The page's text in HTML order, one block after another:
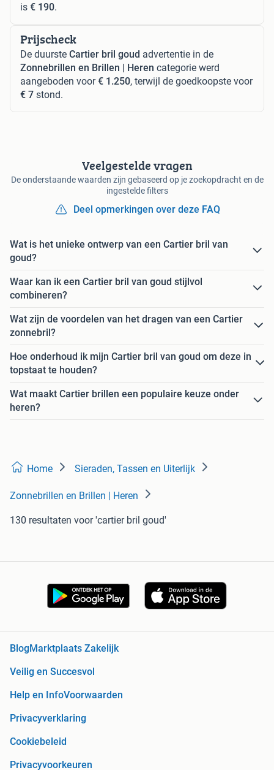
is € 190.
Prijscheck
De duurste Cartier bril goud advertentie in de
Zonnebrillen en Brillen | Heren categorie werd
aangeboden voor€ 1.250, terwijl de goedkoopste voor
€ 7 stond.
Veelgestelde vragen
De onderstaande waarden zijn gebaseerd op je zoekopdracht en de
ingestelde filters
Deel opmerkingen over deze FAQ
Wat is het unieke ontwerp van een Cartier bril van
goud?
Waar kan ik een Cartier bril van goud stijlvol
combineren?
Wat zijn de voordelen van het dragen van een Cartier
zonnebril?
Hoe onderhoud ik mijn Cartier bril van goud om deze in
topstaat te houden?
Wat maakt Cartier brillen een populaire keuze onder
heren?
Home Sieraden, Tassen en Uiterlijk
Zonnebrillen en Brillen | Heren
130 resultaten voor 'cartier bril goud'
BlogMarktplaats Zakelijk
Veilig en Succesvol
Help en InfoVoorwaarden
Privacyverklaring
Cookiebeleid
Privacyvoorkeuren